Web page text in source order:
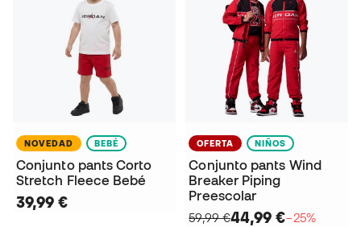
NOVEDAD BEBÉ
Conjunto pants Corto
Stretch Fleece Bebé
39,99 €
OFERTA NIÑOS
Conjunto pants Wind
Breaker Piping
Preescolar
59,99 €44,99 €−25%